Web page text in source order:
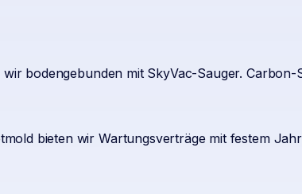
bodengebunden mit SkyVac-Sauger. Carbon-
bieten wir Wartungsverträge mit festem